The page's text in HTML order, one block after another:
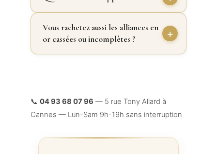
Vous rachetez aussi les alliances en
or cassées ou incomplètes ?
📞 04 93 68 07 96 — 5 rue Tony Allard à
Cannes — Lun-Sam 9h-19h sans interruption